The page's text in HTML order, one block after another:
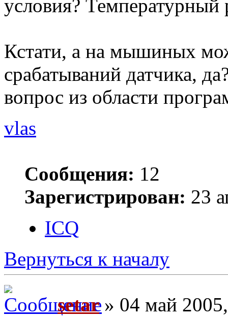
условия?
Кстати, а на мышиных
срабатываний датчика,
вопрос из области
vlas
Сообщения: 12
Зарегистрирован: 23
ICQ
Вернуться к началу
setar» 04 май